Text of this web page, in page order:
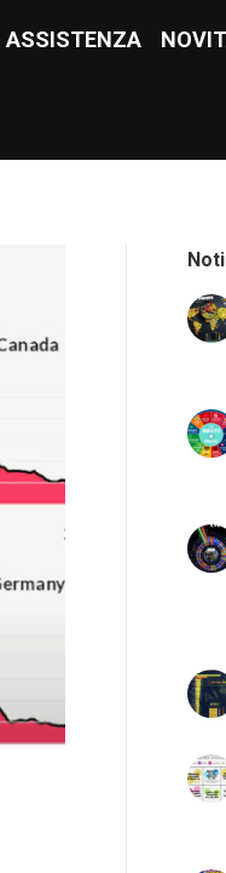
ASSISTENZA
ASSISTENZA